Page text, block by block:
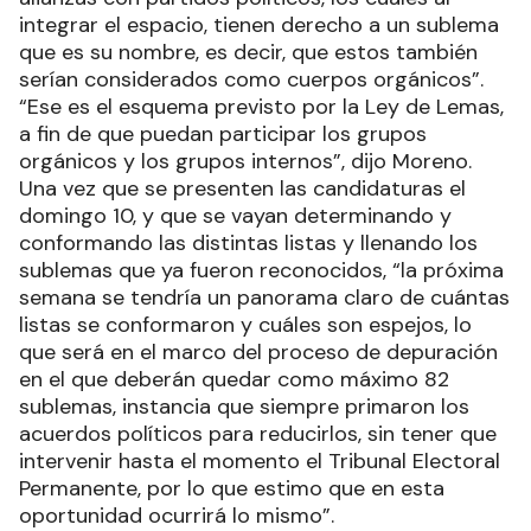
integrar el espacio, tienen derecho a un sublema
que es su nombre, es decir, que estos también
serían considerados como cuerpos orgánicos”.
“Ese es el esquema previsto por la Ley de Lemas,
a fin de que puedan participar los grupos
orgánicos y los grupos internos”, dijo Moreno.
Una vez que se presenten las candidaturas el
domingo 10, y que se vayan determinando y
conformando las distintas listas y llenando los
sublemas que ya fueron reconocidos, “la próxima
semana se tendría un panorama claro de cuántas
listas se conformaron y cuáles son espejos, lo
que será en el marco del proceso de depuración
en el que deberán quedar como máximo 82
sublemas, instancia que siempre primaron los
acuerdos políticos para reducirlos, sin tener que
intervenir hasta el momento el Tribunal Electoral
Permanente, por lo que estimo que en esta
oportunidad ocurrirá lo mismo”.